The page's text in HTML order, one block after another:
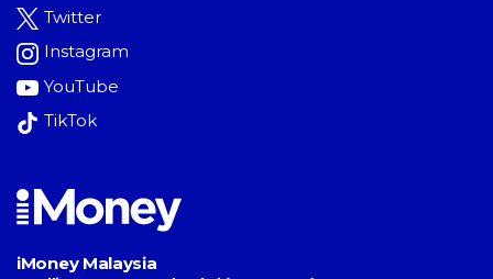
Twitter
Instagram
YouTube
TikTok
iMoney Malaysia